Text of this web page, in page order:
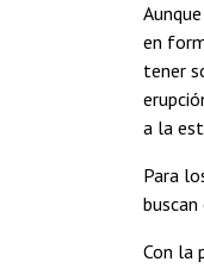
en
tener
a la
Para
Con la